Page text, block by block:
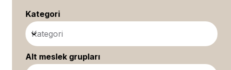
Kategori
Kategori
Alt meslek grupları